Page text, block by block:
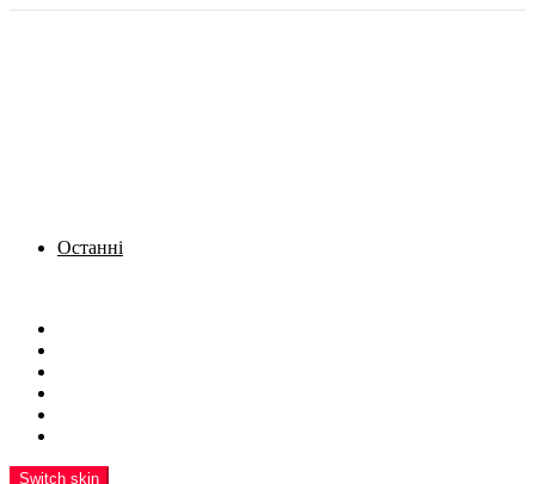
Останні
Switch skin